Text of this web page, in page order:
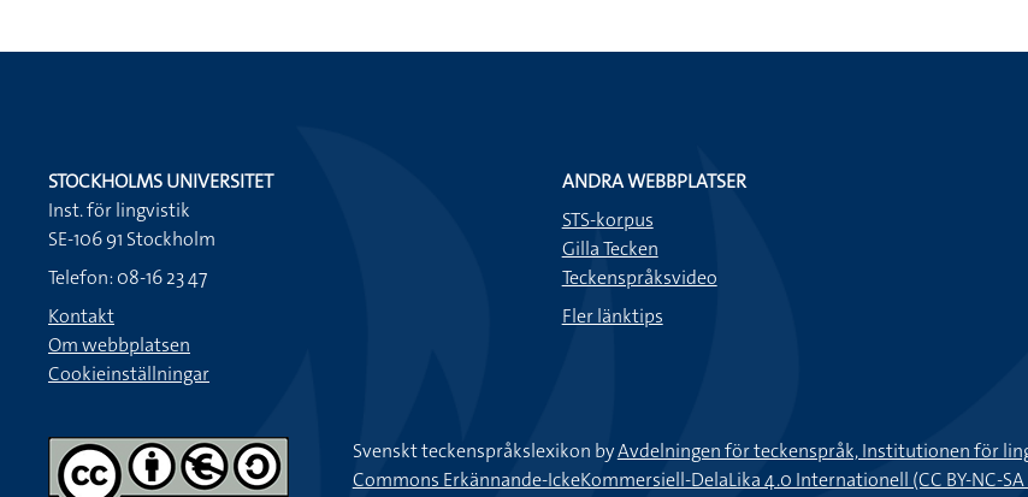
STOCKHOLMS UNIVERSITET
Inst. för lingvistik
SE-106 91 Stockholm
Telefon: 08-16 23 47
Kontakt
Om webbplatsen
Cookieinställningar
ANDRA WEBBPLATSER
STS-korpus
Gilla Tecken
Teckenspråksvideo
Fler länktips
Svenskt teckenspråkslexikon byAvdelningen för teckenspråk, Institutionen för
Commons Erkännande-IckeKommersiell-DelaLika 4.0 Internationell (CC BY-NC-